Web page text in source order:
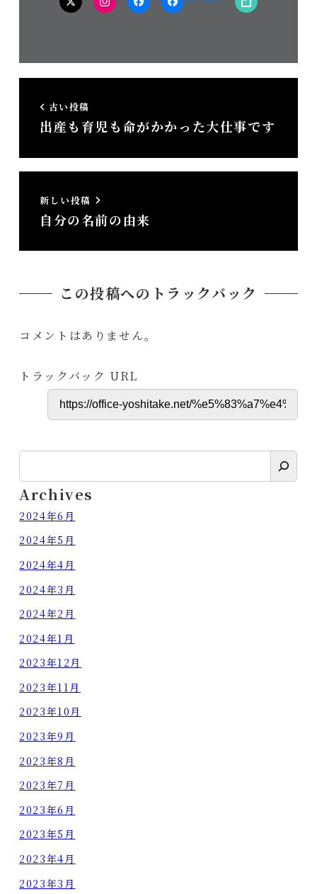
twitterInstagramfacebook（個
facebook（事note
古い投稿
出産も育児も命がかかった大仕事です
新しい投稿
自分の名前の由来
この投稿へのトラックバック
コメントはありません。
トラックバック URL
検
索
Archives
2024年6月
2024年5月
2024年4月
2024年3月
2024年2月
2024年1月
2023年12月
2023年11月
2023年10月
2023年9月
2023年8月
2023年7月
2023年6月
2023年5月
2023年4月
2023年3月